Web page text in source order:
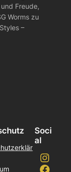
Freude,
Worms zu
–
Soci
al
Instagram
Facebook